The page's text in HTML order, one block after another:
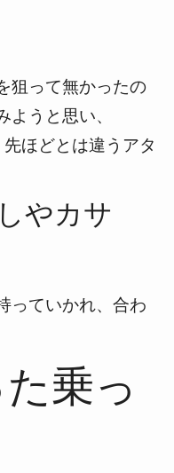
狙って無かったの
ようと思い、
先ほどとは違うアタ
やカサ
っていかれ、合わ
乗っ